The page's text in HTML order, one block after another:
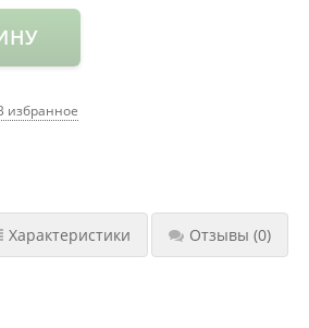
избранное
Характеристики Отзывы (0)